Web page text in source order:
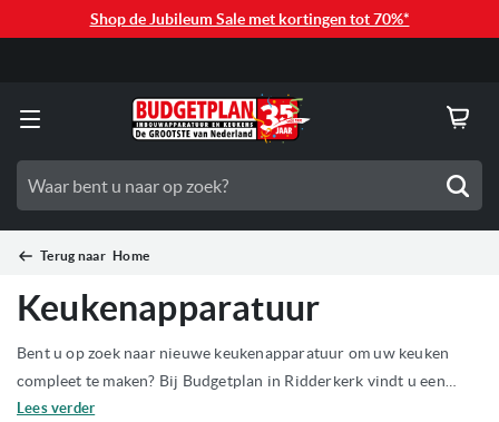
Shop de Jubileum Sale met kortingen tot 70%*
Terug naar Home
Keukenapparatuur
Bent u op zoek naar nieuwe keukenapparatuur om uw keuken
compleet te maken? Bij Budgetplan in Ridderkerk vindt u een
enorm assortiment inbouw- en vrijstaande apparaten van alle
Lees verder